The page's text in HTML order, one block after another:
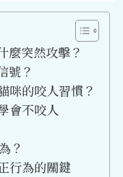
麼突然攻擊？
號？
咪的咬人習慣？
會不咬人
？
行為的關鍵